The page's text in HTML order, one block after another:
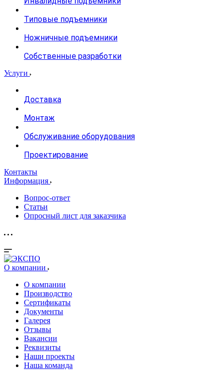
Типовые подъемники
Ножничные подъемники
Собственные разработки
Услуги
Доставка
Монтаж
Обслуживание оборудования
Проектирование
Контакты
Информация
Вопрос-ответ
Статьи
Опросный лист для заказчика
О компании
О компании
Производство
Сертификаты
Документы
Галерея
Отзывы
Вакансии
Реквизиты
Наши проекты
Наша команда